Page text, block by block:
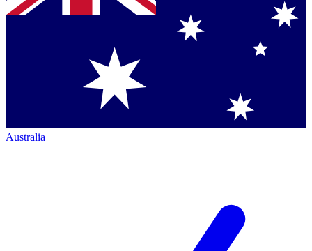
Australia